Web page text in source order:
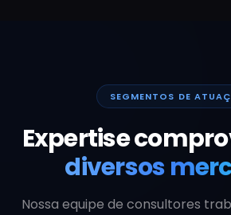
SEGMENTOS DE
Expertise
diversos
Nossa equipe de consultores